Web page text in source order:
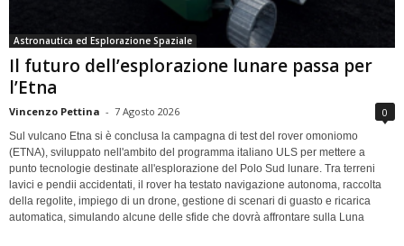
Astronautica ed Esplorazione Spaziale
Il futuro dell’esplorazione lunare passa per
l’Etna
Vincenzo Pettina - 7 Agosto 2026 0
Sul vulcano Etna si è conclusa la campagna di test del rover omoniomo
(ETNA), sviluppato nell'ambito del programma italiano ULS per mettere a
punto tecnologie destinate all'esplorazione del Polo Sud lunare. Tra terreni
lavici e pendii accidentati, il rover ha testato navigazione autonoma, raccolta
della regolite, impiego di un drone, gestione di scenari di guasto e ricarica
automatica, simulando alcune delle sfide che dovrà affrontare sulla Luna